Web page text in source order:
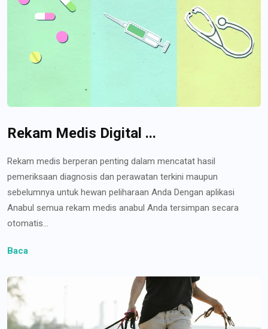
Rekam Medis Digital ...
Rekam medis berperan penting dalam mencatat hasil
pemeriksaan diagnosis dan perawatan terkini maupun
sebelumnya untuk hewan peliharaan Anda Dengan aplikasi
Anabul semua rekam medis anabul Anda tersimpan secara
otomatis...
Baca